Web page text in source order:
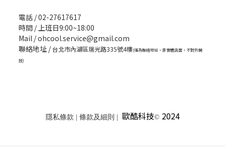
電話 / 02-27617617
時間 / 上班日9:00~18:00
Mail / ohcool.service@gmail.com
聯絡地址 /台北市內湖區瑞光路335號4樓(僅為聯絡地址，非實體店面，不對外開
放)
隱私條款 | 條款及細則 | 歐酷科技© 2024